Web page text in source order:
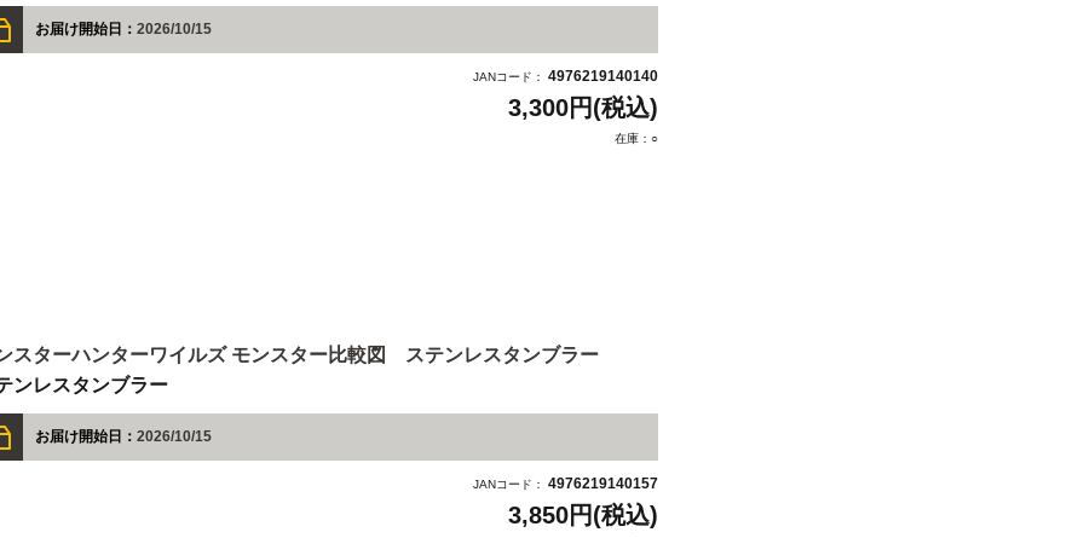
お届け開始日： 2026/10/15
JANコード： 4976219140140
3,300円(税込)
在庫：○
スターハンターワイルズ モンスター比較図 ステンレスタンブラー
ンレスタンブラー
お届け開始日： 2026/10/15
JANコード： 4976219140157
3,850円(税込)